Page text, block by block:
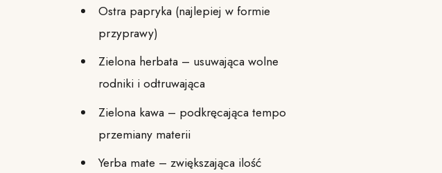
Ostra papryka (najlepiej w formie
przyprawy)
Zielona herbata – usuwająca wolne
rodniki i odtruwająca
Zielona kawa – podkręcająca tempo
przemiany materii
Yerba mate – zwiększająca ilość